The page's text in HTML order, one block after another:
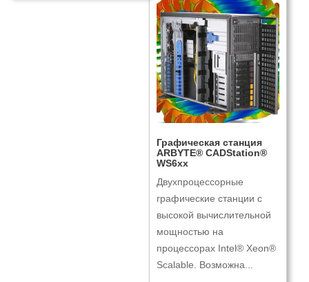
Графическая станция
ARBYTE® CADStation®
WS6xx
Двухпроцессорные
графические станции с
высокой вычислительной
мощностью на
процессорах Intel® Xeon®
Scalable. Возможна...